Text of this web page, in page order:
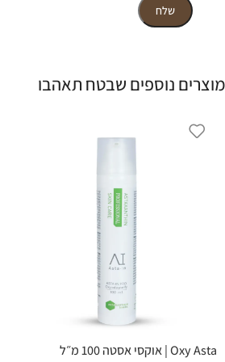
מוצרים נוספים שבטח תאהבו
Oxy Asta | אוקסי אסטה 100 מ״ל